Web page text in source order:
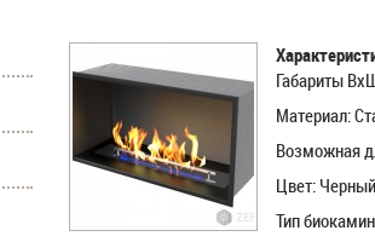
Габариты
Материал:
Возможная
Цвет:
Тип